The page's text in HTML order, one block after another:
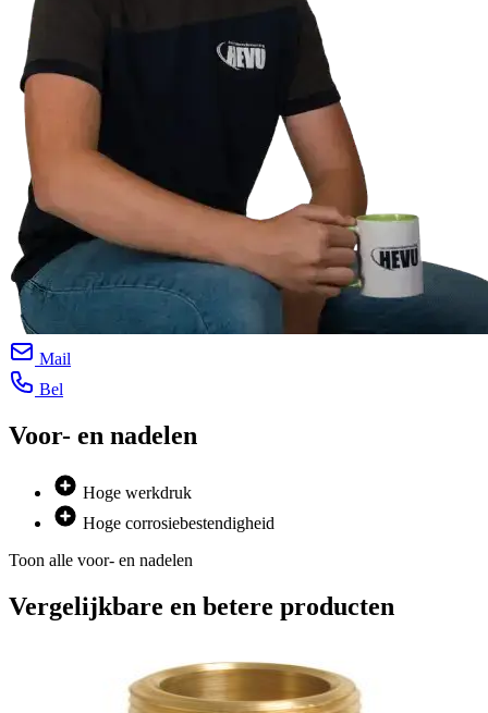
Mail
Bel
Voor- en nadelen
Hoge werkdruk
Hoge corrosiebestendigheid
Toon alle voor- en nadelen
Vergelijkbare en betere producten